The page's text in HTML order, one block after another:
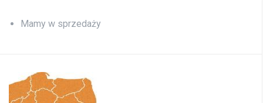
Mamy w sprzedaży